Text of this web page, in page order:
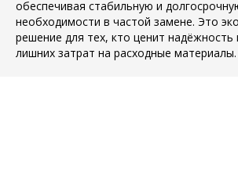
обеспечивая стабильную и
необходимости в частой замене. Это
решение для тех, кто ценит надёжность
лишних затрат на расходные материалы.